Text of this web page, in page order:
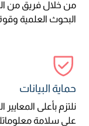
من خلال فريق من
البحوث العلمية
حماية البيانات
نلتزم بأعلى
على سلامة